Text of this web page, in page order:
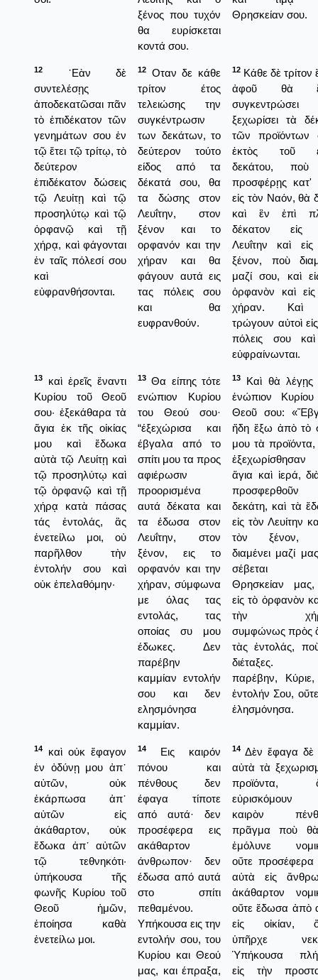
ξένος που τυχόν
θα ευρίσκεται
κοντά σου.
Θρησκείαν σου.
12
᾿Εὰν δὲ
συντελέσῃς
ἀποδεκατῶσαι πᾶν
τὸ ἐπιδέκατον τῶν
γενημάτων σου ἐν
τῷ ἔτει τῷ τρίτῳ, τὸ
δεύτερον
ἐπιδέκατον δώσεις
τῷ Λευίτῃ καὶ τῷ
προσηλύτῳ καὶ τῷ
ὀρφανῷ καὶ τῇ
χήρᾳ, καὶ φάγονται
ἐν ταῖς πόλεσί σου
καὶ
εὐφρανθήσονται.
12
Οταν δε κάθε
τρίτον έτος
τελειώσης την
συγκέντρωσιν
των δεκάτων, το
δεύτερον τούτο
είδος από τα
δέκατά σου, θα
τα δώσης στον
Λευΐτην, στον
ξένον και το
ορφανόν και την
χήραν και θα
φάγουν αυτά εις
τας πόλεις σου
και θα
ευφρανθούν.
12 Κάθε δὲ τρίτον
ἀφοῦ θὰ
συγκεντρώσει
ξεχωρίσει τὰ
τῶν προϊόντων
ἐκτὸς τοῦ
δεκάτου,
προσφέρῃς κατ'
εἰς τὸν Ναόν, θὰ
καὶ ἓν ἐπὶ
δέκατον εἰς
Λευΐτην καὶ
ξένον, ποὺ
μαζί σου, καὶ
ὀρφανὸν καὶ
χήραν. Καὶ
τρώγουν αὐτοὶ
πόλεις σου
εὐφραίνωνται.
13
καὶ ἐρεῖς ἔναντι
Κυρίου τοῦ Θεοῦ
σου· ἐξεκάθαρα τὰ
ἅγια ἐκ τῆς οἰκίας
μου καὶ ἔδωκα
αὐτὰ τῷ Λευίτῃ καὶ
τῷ προσηλύτῳ καὶ
τῷ ὀρφανῷ καὶ τῇ
χήρᾳ κατὰ πάσας
τάς ἐντολάς, ἃς
ἐνετείλω μοι, οὐ
παρῆλθον τὴν
ἐντολήν σου καὶ
οὐκ ἐπελαθόμην·
13 Θα είπης τότε
ενώπιον Κυρίου
του Θεού σου·
“έξεχώρισα και
έβγαλα από το
σπίτι μου τα προς
αφιέρωσιν
προορισμένα
αυτά δέκατα και
τα έδωσα στον
Λευΐτην, στον
ξένον, εις το
ορφανόν και την
χήραν, σύμφωνα
με όλας τας
εντολάς, τας
οποίας συ μου
έδωκες. Δεν
παρέβην
καμμίαν εντολήν
σου και δεν
ελησμόνησα
καμμίαν.
13
Καὶ θὰ λέγῃς
ἐνώπιον
Θεοῦ σου:
ἤδη ἔξω ἀπὸ τὸ
μου τὰ
ἅγια καὶ ἱερά,
δεκάτη, καὶ τὰ
εἰς τὸν Λευίτην
τὸν ξένον,
διαμένει μαζί
σέβεται
Θρησκείαν μας,
εἰς τὸ ὀρφανὸν
τὴν
συμφώνως πρὸς
τὰς ἐντολάς,
διέταξες.
παρέβην,
ἐντολήν Σου,
ἐλησμόνησα.
14
καὶ οὐκ ἔφαγον
ἐν ὀδύνῃ μου ἀπ᾿
αὐτῶν, οὐκ
ἐκάρπωσα ἀπ᾿
αὐτῶν εἰς
ἀκάθαρτον, οὐκ
ἔδωκα ἀπ᾿ αὐτῶν
τῷ τεθνηκότι·
ὑπήκουσα τῆς
φωνῆς Κυρίου τοῦ
Θεοῦ ἡμῶν,
ἐποίησα καθὰ
ἐνετείλω μοι.
14
Εις καιρόν
πόνου και
πένθους δεν
έφαγα τίποτε
από αυτά· δεν
προσέφερα εις
ακάθαρτον
άνθρωπον· δεν
έδωσα από αυτά
στο σπίτι
πεθαμένου.
Υπήκουσα εις την
εντολήν σου, του
Κυρίου και Θεού
μας, και έπραξα,
14 Δὲν ἔφαγα δὲ
αὐτὰ τὰ
προϊόντα,
εὐρισκόμουν
καιρὸν
πρᾶγμα ποὺ
ἐμόλυνε
οὔτε
αὐτὰ εἰς
ἀκάθαρτον
οὔτε ἔδωσα ἀπὸ
εἰς οἰκίαν,
ὑπῆρχε
Ὑπήκουσα
εἰς τὴν